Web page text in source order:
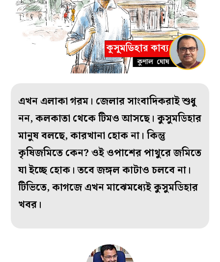
এখন এলাকা গরম। জেলার সাংবাদিকরাই শুধু
নন, কলকাতা থেকে টিমও আসছে। কুসুমডিহার
মানুষ বলছে, কারখানা হোক না। কিন্তু
কৃষিজমিতে কেন? ওই ওপাশের পাথুরে জমিতে
যা ইচ্ছে হোক। তবে জঙ্গল কাটাও চলবে না।
টিভিতে, কাগজে এখন মাঝেমধ্যেই কুসুমডিহার
খবর।